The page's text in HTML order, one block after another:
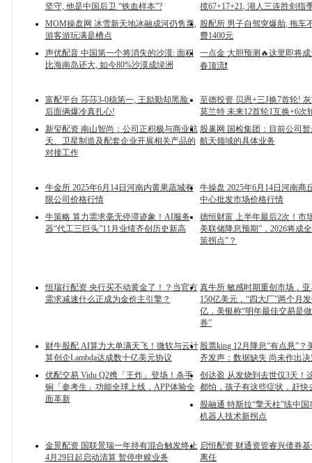
坚守, 他是中国后卫 “铁血样本”?
揽67+17+21, 湖人三连胜剑指
MOM操盘网 冰雪新天地冰融成河仍售票,
游客游玩满是槽点
股配所 男子自驾突爆胎, 拖车
费1400元
声优配音 中国第一个将消失的沙漠: 面积
比海南岛还大, 如今80%沙漠成绿洲
一点金 大胆预测🔥这里即将
春顶流❗️
富配平台 莎莎3-0稳第一, 王励勤却黑脸:
后面俩爆冷真扎心!
至德投资 贝恩+三J换7首轮!
莫兰特 未来12首轮1互换+6次
新玺配资 南山智尚：公司正积极与商业航
天、卫星制造及配套企业开展相关产品的
对接工作
股巢网 国检集团：目前公司
航天领域的具体业务
牛金所 2025年6月14日河南内黄果蔬城有
限公司价格行情
牛操盘 2025年6月14日河南商
中心批发市场价格行情
牛策略 算力需求毫无停滞迹象！AI服务
器“代工三巨头”11月业绩齐创历史新高
德恒财富 上半年最后2次！市
美联储降息预期”，2026将成
策拐点”？
恒瑞行配资 央行买不动黄金了！？当官方
需求减速什么正成为金价主引擎？
真牛所 敏感时期重创市场，
150亿美元，“四大厂”两个月
亿，美银称“明年最佳交易是
券”
财牛股配 AI算力大单满天飞！微软与云计
算创企Lambda达成数十亿美元协议
股票king 12月降息“有点悬”？
齐发声：数据缺失 尚未作出
优配交易 Vidu Q2携「王炸」登场！杀手
锏「参考生」功能全球上线，APP体验全
面革新
创达盈 从发烧到去世仅3天！
都怕，孩子有这些症状，赶快
股融通 特斯拉“擎天柱”练中
机器人技术新拐点
金景配资 国联景瑞一年持有混合触发终止
4月29日起启动清算 暂停申赎业务
启恒配资 财通资管睿兴债券
离任